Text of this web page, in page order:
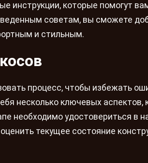
инструкции, которые помогут
советам, вы сможете
и стильным.
процесс, чтобы избежать
несколько ключевых аспектов,
необходимо удостовериться в
текущее состояние